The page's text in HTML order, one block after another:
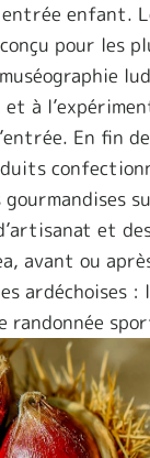
enfant.
pour les
à
En fin
et
avant ou
randonnée